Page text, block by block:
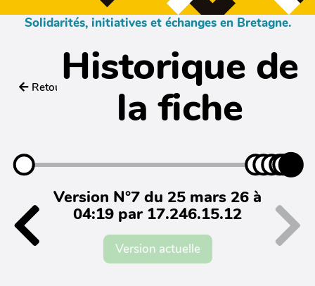
Solidarités, initiatives et échanges en Bretagne.
Retour Historique de
la fiche
Version N°7 du 25 mars 26 à
04:19 par 17.246.15.12
Version actuelle